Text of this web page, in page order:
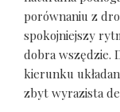
porównaniu z
spokojniejszy
dobra wszędzie.
kierunku
zbyt wyrazista